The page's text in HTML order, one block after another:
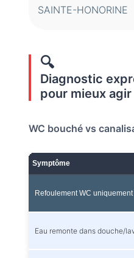
SAINTE-HONORINE
🔍
Diagnostic
pour mieux agir
WC bouché vs
Symptôme
Refoulement WC uniquement
Eau remonte dans douche/